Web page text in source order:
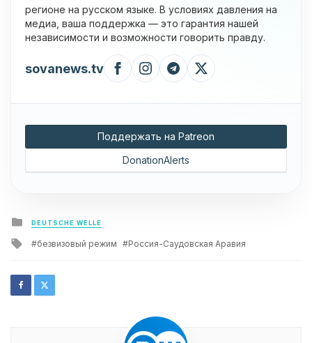
регионе на русском языке. В условиях давления на
медиа, ваша поддержка — это гарантия нашей
независимости и возможности говорить правду.
sovanews.tv
Поддержать на Patreon
DonationAlerts
Posted
in
DEUTSCHE WELLE
Tagged
безвизовый режим Россия-Саудовская Аравия